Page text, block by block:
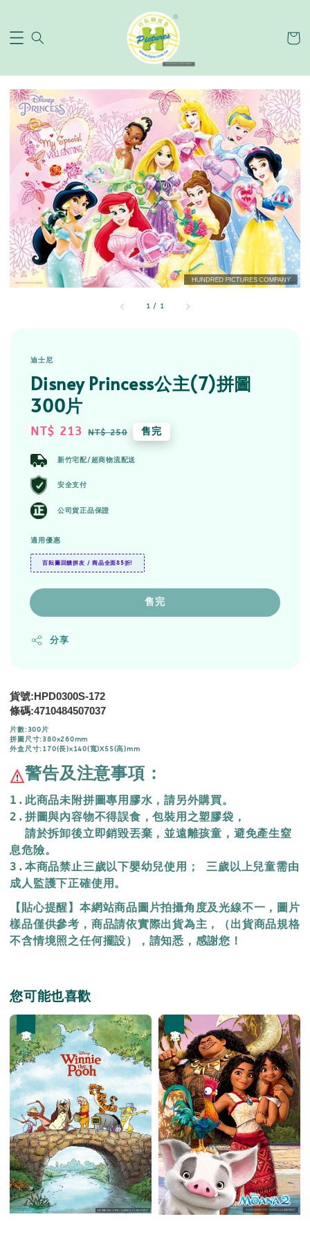
1 / 1
迪士尼
Disney Princess公主(7)拼圖
300片
Sale
NT$ 213 Regular
NT$ 250 售完
新竹宅配/超商物流配送
安全支付
公司貨正品保證
適用優惠
百耘圖回饋拼友 / 商品全面85折!
售完
分享
貨號:HPD0300S-172
條碼:4710484507037
片數:300片
拼圖尺寸:380x260mm
外盒尺寸:170(長)x140(寬)X55(高)mm
警告及注意事項：
1.此商品未附拼圖專用膠水，請另外購買。
2.拼圖與內容物不得誤食，包裝用之塑膠袋，
  請於拆卸後立即銷毀丟棄，
並遠離孩童，避免產生窒
息危險。
3.本商品禁止三歲以下嬰幼兒使用； 三歲以上兒童需由
成人監護下正確使用。
【貼心提醒】本網站商品圖片拍攝角度及光線不一，圖片
樣品僅供參考，商品請依實際出貨為主，（出貨商品規格
不含情境照之任何擺設），請知悉，感謝您！
您可能也喜歡